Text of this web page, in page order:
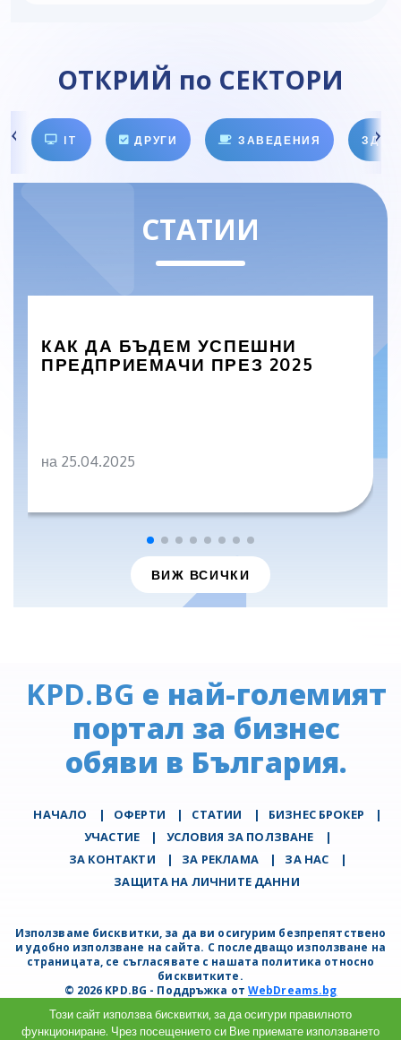
ОТКРИЙ по СЕКТОРИ
IT ДРУГИ ЗАВЕДЕНИЯ
СТАТИИ
КАК ДА БЪДЕМ УСПЕШНИ
ПРЕДПРИЕМАЧИ ПРЕЗ 2025
на 25.04.2025
ВИЖ ВСИЧКИ
KPD.BG е най-големият
портал за бизнес
обяви в България.
НАЧАЛО | ОФЕРТИ | СТАТИИ | БИЗНЕС БРОКЕР
|
УЧАСТИЕ
| УСЛОВИЯ ЗА ПОЛЗВАНЕ
|
ЗА КОНТАКТИ
| ЗА РЕКЛАМА | ЗА НАС
|
ЗАЩИТА НА ЛИЧНИТЕ ДАННИ
Използваме бисквитки, за да ви осигурим безпрепятствено
и удобно използване на сайта. С последващо използване на
страницата, се съгласявате с нашата политика относно
бисквитките.
© 2026 KPD.BG - Поддръжка отWebDreams.bg
Този сайт използва бисквитки, за да осигури правилното
функциониране. Чрез посещението си Вие приемате използването